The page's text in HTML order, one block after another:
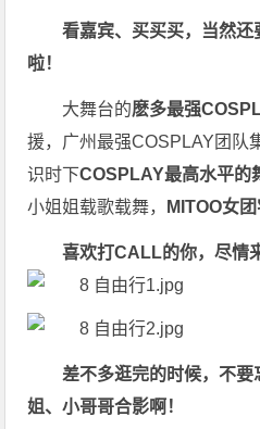
看嘉宾、买买买，当然
啦！
大舞台的麽多最强
援，广州最强COSPLAY团队
识时下COSPLAY最高水平的
小姐姐载歌载舞，
MITOO女团
喜欢打CALL的你，尽情
差不多逛完的时候，不要
姐、小哥哥合影啊！